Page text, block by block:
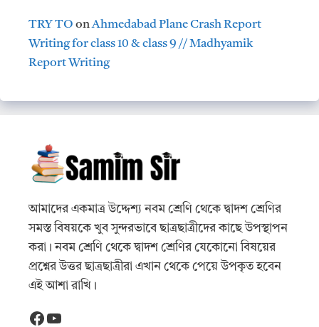
TRY TO onAhmedabad Plane Crash Report
Writing for class 10 & class 9 // Madhyamik
Report Writing
আমাদের একমাত্র উদ্দেশ্য নবম শ্রেণি থেকে দ্বাদশ শ্রেণির
সমস্ত বিষয়কে খুব সুন্দরভাবে ছাত্রছাত্রীদের কাছে উপস্থাপন
করা। নবম শ্রেণি থেকে দ্বাদশ শ্রেণির যেকোনো বিষয়ের
প্রশ্নের উত্তর ছাত্রছাত্রীরা এখান থেকে পেয়ে উপকৃত হবেন
এই আশা রাখি।
Facebook
YouTube